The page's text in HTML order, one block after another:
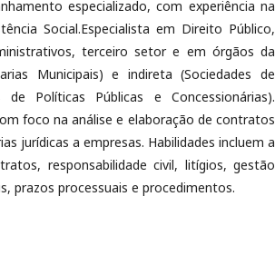
especializado, com experiência na
Social.Especialista em Direito Público,
terceiro setor e em órgãos da
Municipais) e indireta (Sociedades de
de Políticas Públicas e Concessionárias).
foco na análise e elaboração de contratos
jurídicas a empresas. Habilidades incluem a
responsabilidade civil, litígios, gestão
prazos processuais e procedimentos.